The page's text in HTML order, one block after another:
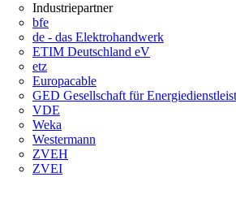
Industriepartner
bfe
de - das Elektrohandwerk
ETIM Deutschland eV
etz
Europacable
GED Gesellschaft für
VDE
Weka
Westermann
ZVEH
ZVEI